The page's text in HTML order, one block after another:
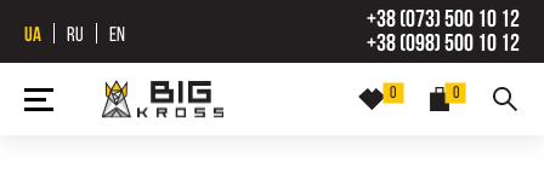
UA RU EN
+38 (073) 500 10 12
+38 (098) 500 10 12
0
0